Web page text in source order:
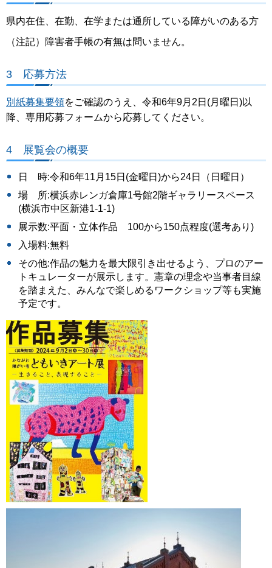
県内在住、在勤、在学または通所している障がいのある方
（注記）障害者手帳の有無は問いません。
3 応募方法
別紙募集要領をご確認のうえ、令和6年9月2日(月曜日)以
降、専用応募フォームから応募してください。
4 展覧会の概要
日 時:令和6年11月15日(金曜日)から24日（日曜日）
場 所:横浜赤レンガ倉庫1号館2階ギャラリースペース
(横浜市中区新港1-1-1)
展示数:平面・立体作品 100から150点程度(選考あり)
入場料:無料
その他:作品の魅力を最大限引き出せるよう、プロのアー
トキュレーターが展示します。憲章の理念や当事者目線
を踏まえた、みんなで楽しめるワークショップ等も実施
予定です。